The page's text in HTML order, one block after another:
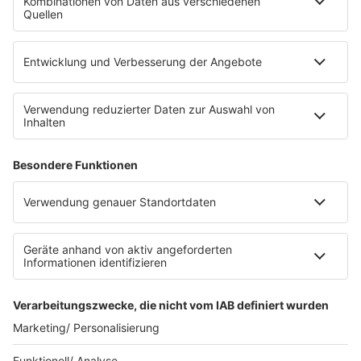
Die Uniklinik Tübingen hat ein neues Fahrradparkhaus
eröffnet. Direkt an der Medizinischen Klinik bietet es
E-Bikes über eine Photovoltaikanlage auf dem …
Impressum
Datenschutzerklärung
Datenschutzeinstellungen